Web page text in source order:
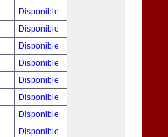
Disponible
Disponible
Disponible
Disponible
Disponible
Disponible
Disponible
Disponible